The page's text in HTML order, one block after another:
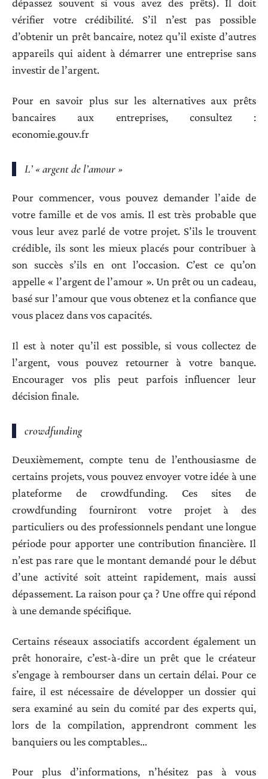
dépassez souvent si vous avez des prêts). Il doit
vérifier votre crédibilité. S’il n’est pas possible
d’obtenir un prêt bancaire, notez qu’il existe d’autres
appareils qui aident à démarrer une entreprise sans
investir de l’argent.
Pour en savoir plus sur les alternatives aux prêts
bancaires aux entreprises, consultez :
economie.gouv.fr
L’ « argent de l’amour »
Pour commencer, vous pouvez demander l’aide de
votre famille et de vos amis. Il est très probable que
vous leur avez parlé de votre projet. S’ils le trouvent
crédible, ils sont les mieux placés pour contribuer à
son succès s’ils en ont l’occasion. C’est ce qu’on
appelle « l’argent de l’amour ». Un prêt ou un cadeau,
basé sur l’amour que vous obtenez et la confiance que
vous placez dans vos capacités.
Il est à noter qu’il est possible, si vous collectez de
l’argent, vous pouvez retourner à votre banque.
Encourager vos plis peut parfois influencer leur
décision finale.
crowdfunding
Deuxièmement, compte tenu de l’enthousiasme de
certains projets, vous pouvez envoyer votre idée à une
plateforme de crowdfunding. Ces sites de
crowdfunding fourniront votre projet à des
particuliers ou des professionnels pendant une longue
période pour apporter une contribution financière. Il
n’est pas rare que le montant demandé pour le début
d’une activité soit atteint rapidement, mais aussi
dépassement. La raison pour ça ? Une offre qui répond
à une demande spécifique.
Certains réseaux associatifs accordent également un
prêt honoraire, c’est-à-dire un prêt que le créateur
s’engage à rembourser dans un certain délai. Pour ce
faire, il est nécessaire de développer un dossier qui
sera examiné au sein du comité par des experts qui,
lors de la compilation, apprendront comment les
banquiers ou les comptables…
Pour plus d’informations, n’hésitez pas à vous